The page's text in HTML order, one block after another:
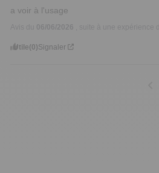
a voir à l'usage
Utile(0)Signaler